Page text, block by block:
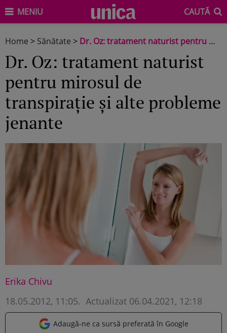
MENIU CAUTĂ
Home > Sănătate > Dr. Oz: tratament naturist pentru mirosul de transpiraţie şi alte probleme jenante
Dr. Oz: tratament naturist
pentru mirosul de
transpiraţie şi alte probleme
jenante
Erika Chivu
18.05.2012, 11:05. Actualizat 06.04.2021, 12:18
Adaugă-ne ca sursă preferată în Google